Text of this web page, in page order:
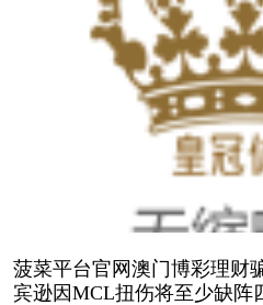
菠菜平台官网澳门博彩理财
宾逊因MCL扭伤将至少缺阵